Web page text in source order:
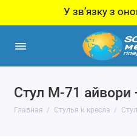
У звʼязку з
Стул M-71 айвори
Главная Стулья и кресла